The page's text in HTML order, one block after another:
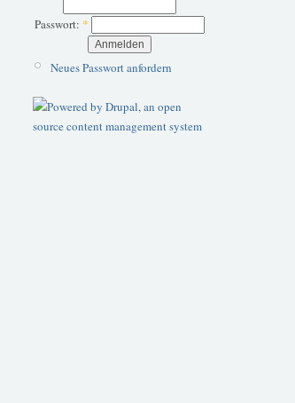
Passwort: *
Neues Passwort anfordern